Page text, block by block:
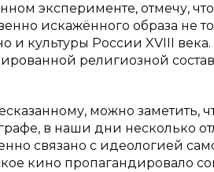
эксперименте, отмечу,
искажённого образа не
и культуры России XVIII
религиозной
можно заметить,
в наши дни несколько
связано с идеологией
кино пропагандировало